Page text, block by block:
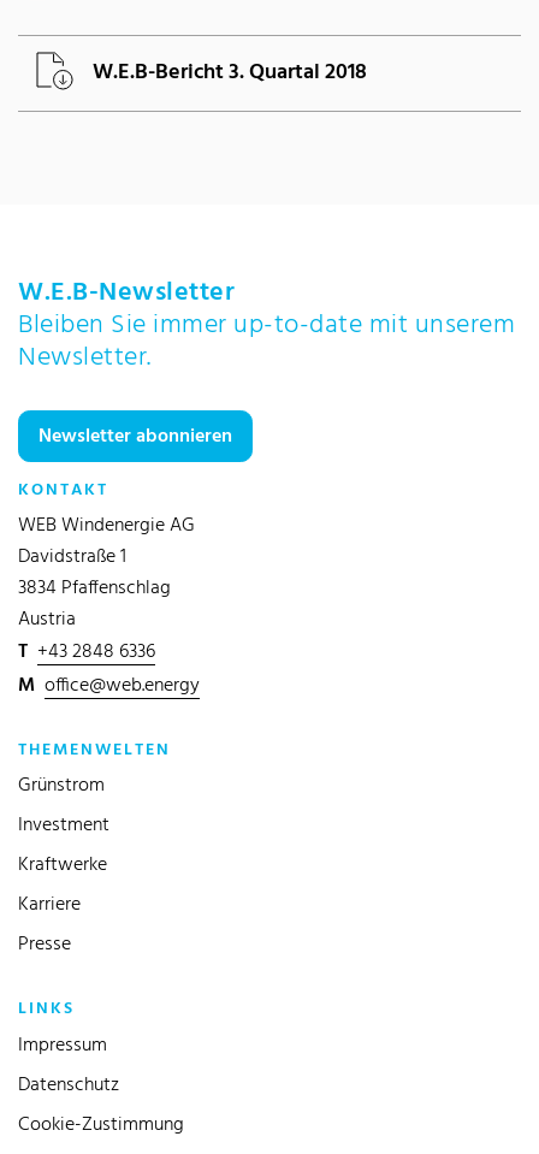
W.E.B-Bericht 3. Quartal 2018
W.E.B-Newsletter
Bleiben Sie immer up-to-date mit unserem
Newsletter.
Newsletter abonnieren
KONTAKT
WEB Windenergie AG
Davidstraße 1
3834 Pfaffenschlag
Austria
T +43 2848 6336
M office@web.energy
THEMENWELTEN
Grünstrom
Investment
Kraftwerke
Karriere
Presse
LINKS
Impressum
Datenschutz
Cookie-Zustimmung